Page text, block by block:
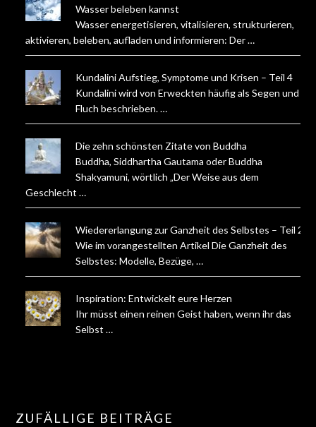
Wasser beleben kannst
Wasser energetisieren, vitalisieren, strukturieren,
aktivieren, beleben, aufladen und informieren: Der …
Kundalini Aufstieg, Symptome und Krisen – Teil 4
Kundalini wird von Erweckten häufig als Segen und
Fluch beschrieben. …
Die zehn schönsten Zitate von Buddha
Buddha, Siddhartha Gautama oder Buddha
Shakyamuni, wörtlich „Der Weise aus dem
Geschlecht …
Wiedererlangung zur Ganzheit des Selbstes – Teil 2
Wie im vorangestellten Artikel Die Ganzheit des
Selbstes: Modelle, Bezüge, …
Inspiration: Entwickelt eure Herzen
Ihr müsst einen reinen Geist haben, wenn ihr das
Selbst …
ZUFÄLLIGE BEITRÄGE